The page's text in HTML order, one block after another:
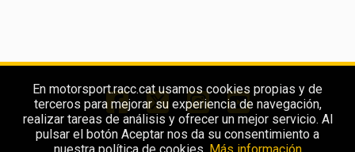
En motorsport.racc.cat usamos cookies propias y de
terceros para mejorar su experiencia de navegación,
realizar tareas de análisis y ofrecer un mejor servicio. Al
pulsar el botón Aceptar nos da su consentimiento a